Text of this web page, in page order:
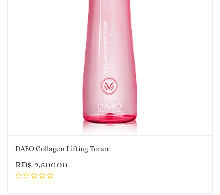
DABO Collagen Lifting Toner
RD$ 2,500.00